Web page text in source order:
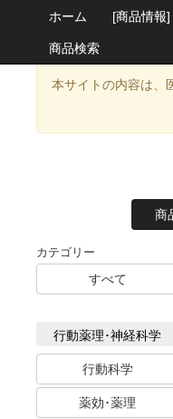
ホーム [商品情報]
商品検索
本サイトの内容は、
商
カテゴリー
すべて
行動薬理･神経科学
行動科学
薬効･薬理